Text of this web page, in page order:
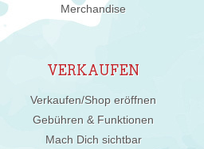
Merchandise
VERKAUFEN
Verkaufen/Shop eröffnen
Gebühren & Funktionen
Mach Dich sichtbar